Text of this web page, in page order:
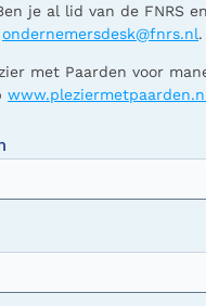
je al lid van de FNRS
ondernemersdesk@fnrs.nl.
met Paarden voor